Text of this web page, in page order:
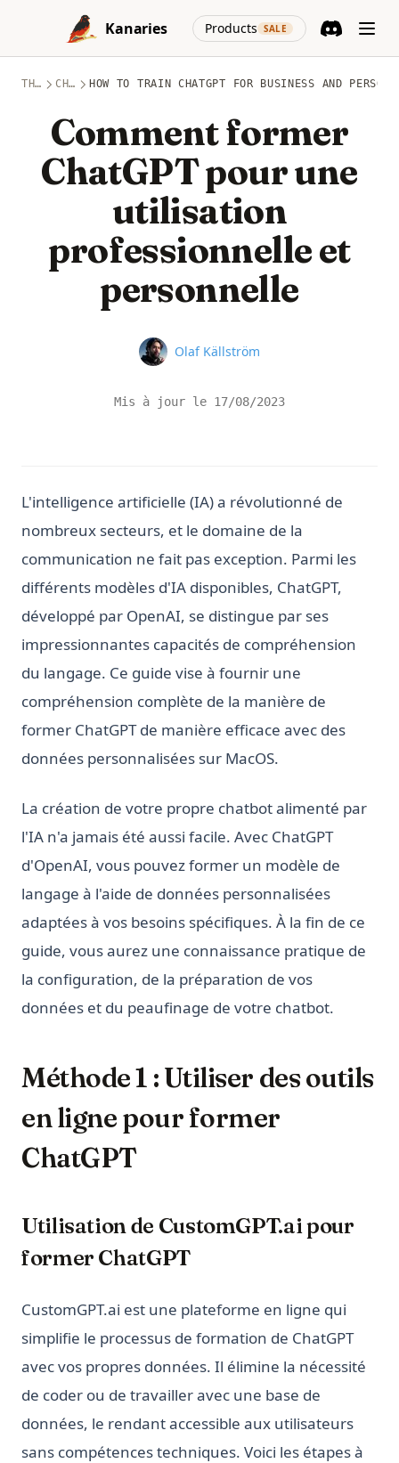
Skip to content
Kanaries
Products SALE
(opens in a
THÈMES CHATGPT HOW TO TRAIN CHATGPT FOR BUSINESS AND
Comment former
ChatGPT pour une
utilisation
professionnelle et
personnelle
Name
Olaf Källström
Mis à jour le 17/08/2023
L'intelligence artificielle (IA) a révolutionné de
nombreux secteurs, et le domaine de la
communication ne fait pas exception. Parmi les
différents modèles d'IA disponibles, ChatGPT,
développé par OpenAI, se distingue par ses
impressionnantes capacités de compréhension
du langage. Ce guide vise à fournir une
compréhension complète de la manière de
former ChatGPT de manière efficace avec des
données personnalisées sur MacOS.
La création de votre propre chatbot alimenté par
l'IA n'a jamais été aussi facile. Avec ChatGPT
d'OpenAI, vous pouvez former un modèle de
langage à l'aide de données personnalisées
adaptées à vos besoins spécifiques. À la fin de ce
guide, vous aurez une connaissance pratique de
la configuration, de la préparation de vos
données et du peaufinage de votre chatbot.
Méthode 1 : Utiliser des outils
en ligne pour former
ChatGPT
Utilisation de CustomGPT.ai pour
former ChatGPT
CustomGPT.ai est une plateforme en ligne qui
simplifie le processus de formation de ChatGPT
avec vos propres données. Il élimine la nécessité
de coder ou de travailler avec une base de
données, le rendant accessible aux utilisateurs
sans compétences techniques. Voici les étapes à